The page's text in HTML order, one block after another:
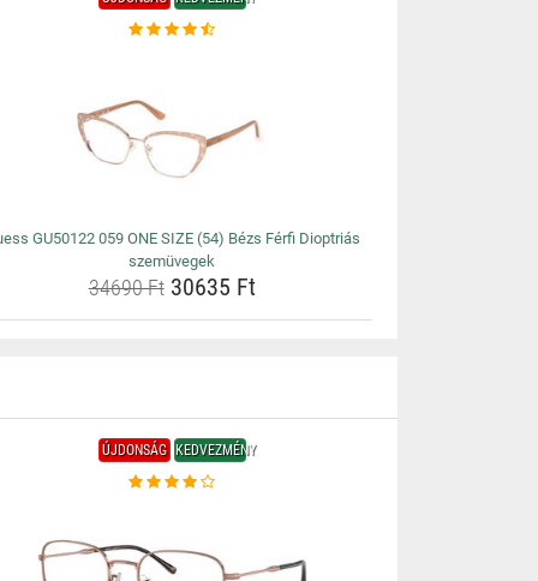
GU50122 059 ONE SIZE (54) Bézs Férfi Dioptriás
szemüvegek
34690 Ft30635 Ft
ÚJDONSÁG KEDVEZMÉNY